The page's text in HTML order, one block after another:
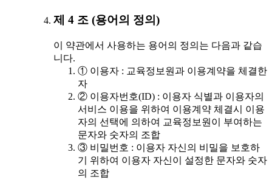
제 4 조 (용어의 정의)
이 약관에서 사용하는 용어의 정의는 다음과 같습
니다.
① 이용자 : 교육정보원과 이용계약을 체결한
자
② 이용자번호(ID) : 이용자 식별과 이용자의
서비스 이용을 위하여 이용계약 체결시 이용
자의 선택에 의하여 교육정보원이 부여하는
문자와 숫자의 조합
③ 비밀번호 : 이용자 자신의 비밀을 보호하
기 위하여 이용자 자신이 설정한 문자와 숫자
의 조합